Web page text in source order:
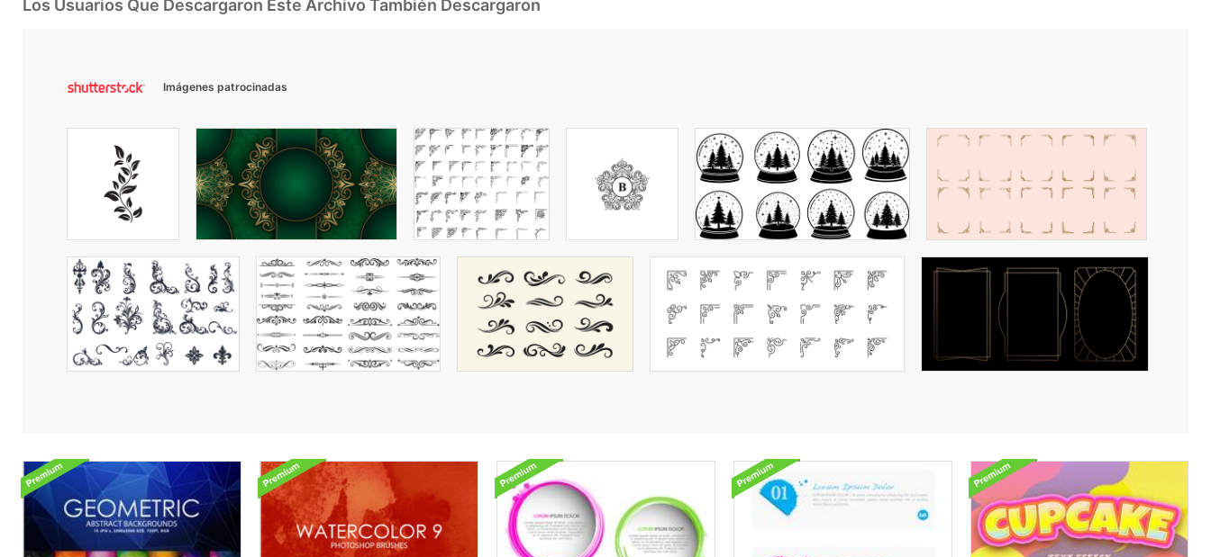
Los Usuarios Que Descargaron Este Archivo También Descargaron
Imágenes patrocinadas